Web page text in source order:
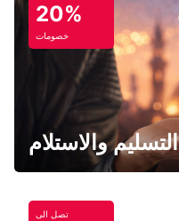
20%
خصومات
التسليم والاستلام
تصل الى